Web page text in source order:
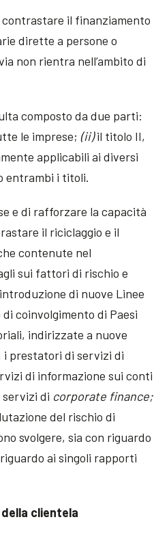
contrastare il finanziamento
dirette a persone o
non rientra nell’ambito di
composto da due parti:
le imprese;(ii)il titolo II,
applicabili ai diversi
entrambi i titoli.
e di rafforzare la capacità
il riciclaggio e il
contenute nel
sui fattori di rischio e
di nuove Linee
coinvolgimento di Paesi
indirizzate a nuove
i prestatori di servizi di
di informazione sui conti
servizi di corporate finance;
del rischio di
svolgere, sia con riguardo
ai singoli rapporti
clientela